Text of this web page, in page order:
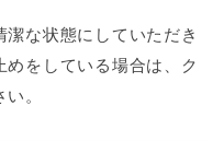
な状態にしていただき
めをしている場合は、ク
。